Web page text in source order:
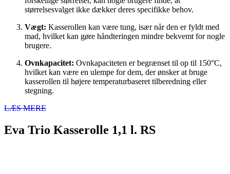
størrelsesvalget ikke dækker deres specifikke behov.
Vægt: Kasserollen kan være tung, især når den er fyldt med
mad, hvilket kan gøre håndteringen mindre bekvemt for nogle
brugere.
Ovnkapacitet: Ovnkapaciteten er begrænset til op til 150°C,
hvilket kan være en ulempe for dem, der ønsker at bruge
kasserollen til højere temperaturbaseret tilberedning eller
stegning.
LÆS MERE
Eva Trio Kasserolle 1,1 l. RS